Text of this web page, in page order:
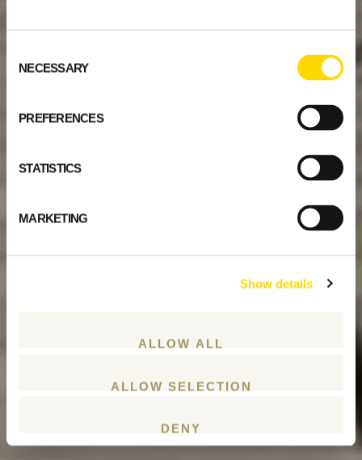
Selection
NECESSARY
PREFERENCES
STATISTICS
MARKETING
Show details
ALLOW ALL
ALLOW SELECTION
DENY